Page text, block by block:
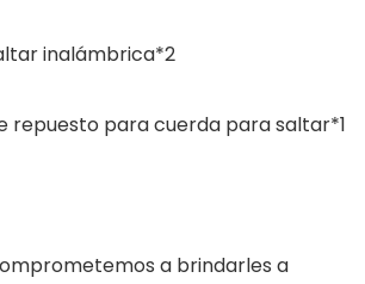
inalámbrica*2
repuesto para cuerda para saltar*1
a brindarles a